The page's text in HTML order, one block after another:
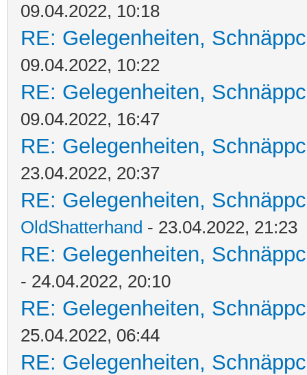
09.04.2022, 10:18
RE: Gelegenheiten,
09.04.2022, 10:22
RE: Gelegenheiten,
09.04.2022, 16:47
RE: Gelegenheiten,
23.04.2022, 20:37
RE: Gelegenheiten,
OldShatterhand - 23.04.2022, 21:23
RE: Gelegenheiten,
- 24.04.2022, 20:10
RE: Gelegenheiten,
25.04.2022, 06:44
RE: Gelegenheiten,